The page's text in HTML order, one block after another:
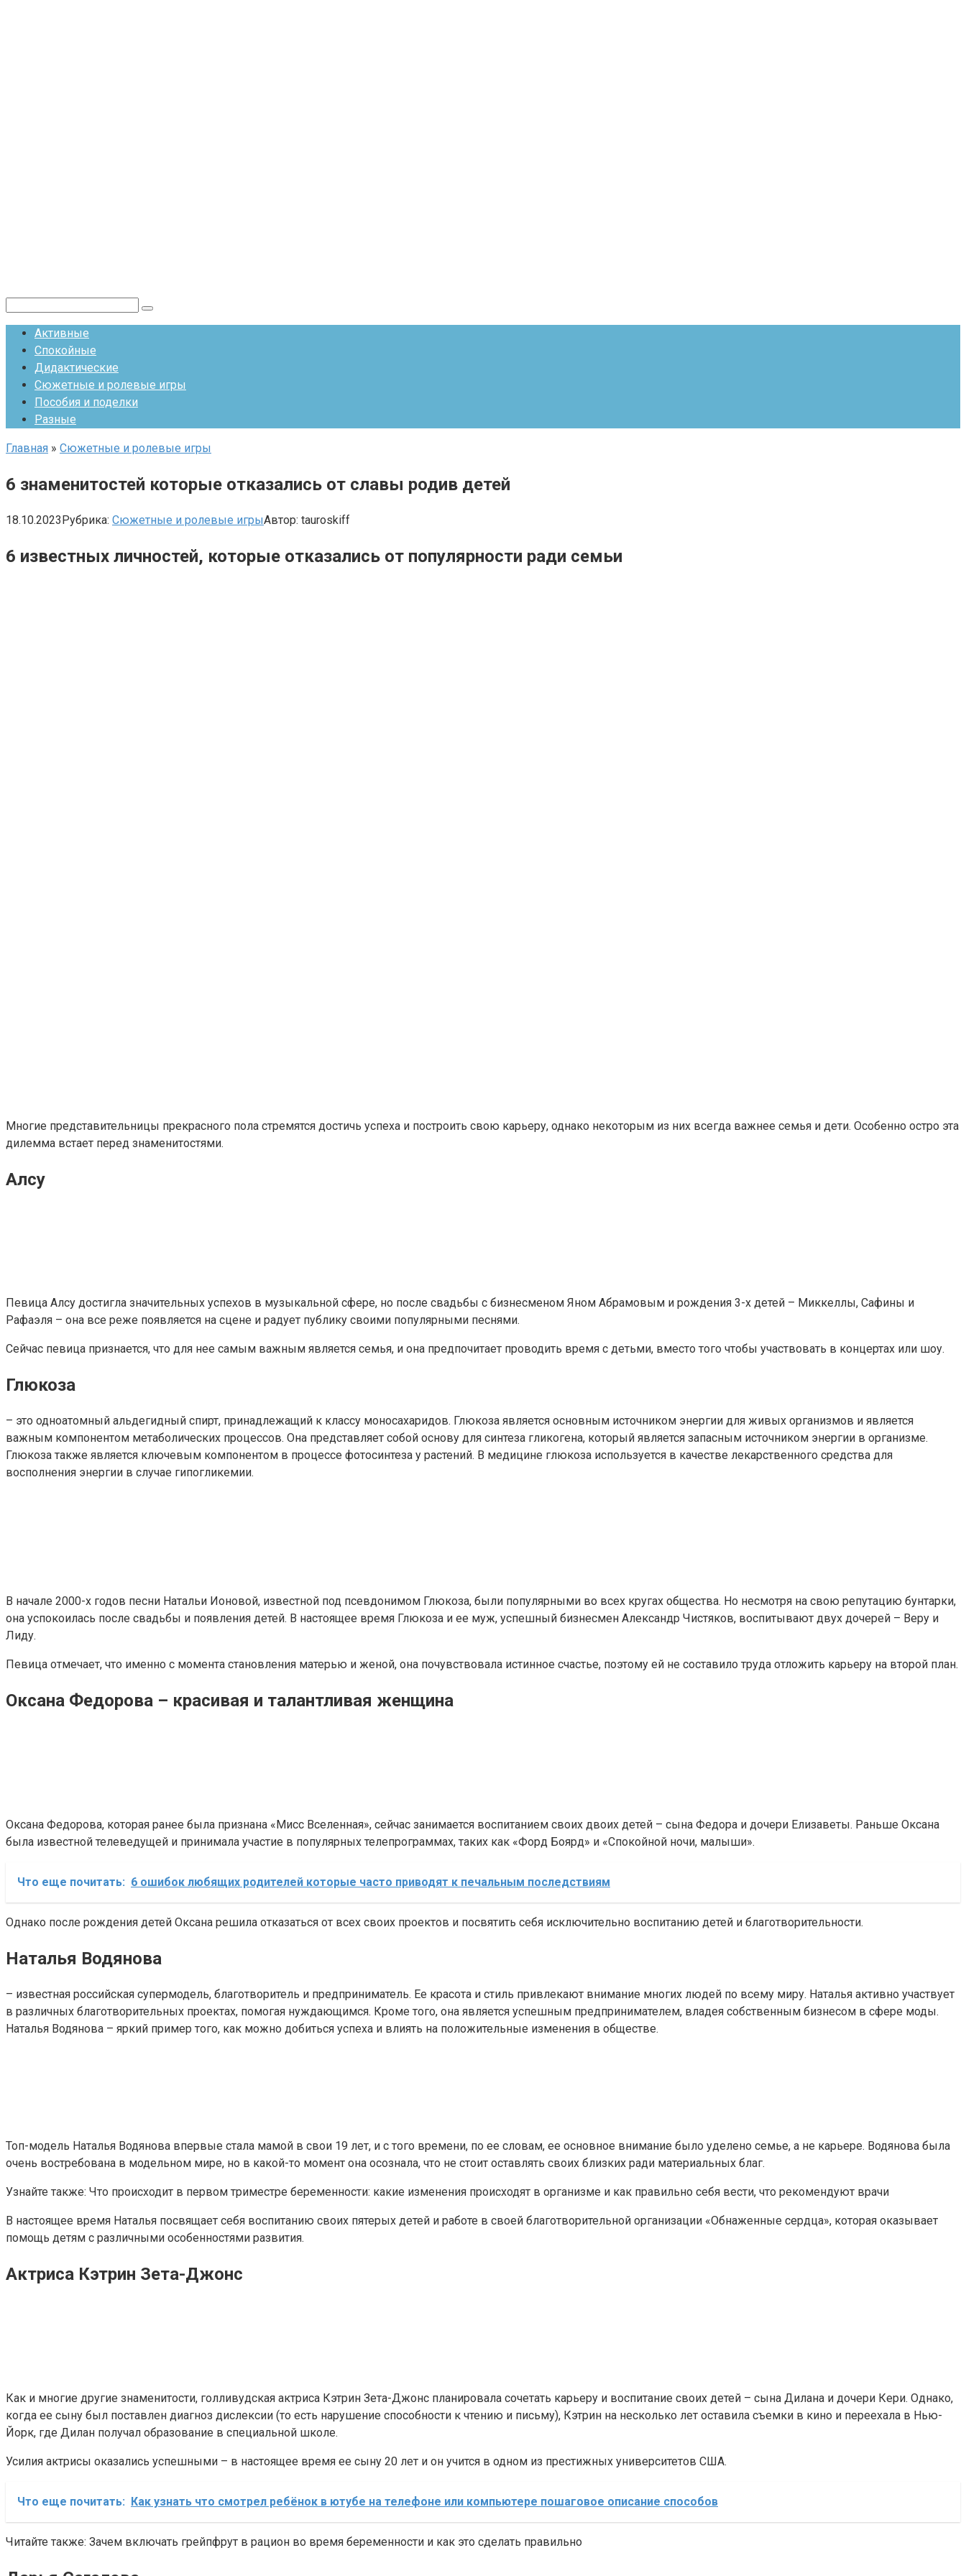
Активные
Спокойные
Дидактические
Сюжетные и ролевые игры
Пособия и поделки
Разные
Главная » Сюжетные и ролевые игры
6 знаменитостей которые отказались от славы родив детей
18.10.2023Рубрика: Сюжетные и ролевые игрыАвтор: tauroskiff
6 известных личностей, которые отказались от популярности ради семьи
Многие представительницы прекрасного пола стремятся достичь успеха и построить свою карьеру, однако некоторым из них всегда важнее семья и дети. Особенно остро эта
дилемма встает перед знаменитостями.
Алсу
Певица Алсу достигла значительных успехов в музыкальной сфере, но после свадьбы с бизнесменом Яном Абрамовым и рождения 3-х детей – Миккеллы, Сафины и
Рафаэля – она все реже появляется на сцене и радует публику своими популярными песнями.
Сейчас певица признается, что для нее самым важным является семья, и она предпочитает проводить время с детьми, вместо того чтобы участвовать в концертах или шоу.
Глюкоза
– это одноатомный альдегидный спирт, принадлежащий к классу моносахаридов. Глюкоза является основным источником энергии для живых организмов и является
важным компонентом метаболических процессов. Она представляет собой основу для синтеза гликогена, который является запасным источником энергии в организме.
Глюкоза также является ключевым компонентом в процессе фотосинтеза у растений. В медицине глюкоза используется в качестве лекарственного средства для
восполнения энергии в случае гипогликемии.
В начале 2000-х годов песни Натальи Ионовой, известной под псевдонимом Глюкоза, были популярными во всех кругах общества. Но несмотря на свою репутацию бунтарки,
она успокоилась после свадьбы и появления детей. В настоящее время Глюкоза и ее муж, успешный бизнесмен Александр Чистяков, воспитывают двух дочерей – Веру и
Лиду.
Певица отмечает, что именно с момента становления матерью и женой, она почувствовала истинное счастье, поэтому ей не составило труда отложить карьеру на второй план.
Оксана Федорова – красивая и талантливая женщина
Оксана Федорова, которая ранее была признана «Мисс Вселенная», сейчас занимается воспитанием своих двоих детей – сына Федора и дочери Елизаветы. Раньше Оксана
была известной телеведущей и принимала участие в популярных телепрограммах, таких как «Форд Боярд» и «Спокойной ночи, малыши».
Что еще почитать: 6 ошибок любящих родителей которые часто приводят к печальным последствиям
Однако после рождения детей Оксана решила отказаться от всех своих проектов и посвятить себя исключительно воспитанию детей и благотворительности.
Наталья Водянова
– известная российская супермодель, благотворитель и предприниматель. Ее красота и стиль привлекают внимание многих людей по всему миру. Наталья активно участвует
в различных благотворительных проектах, помогая нуждающимся. Кроме того, она является успешным предпринимателем, владея собственным бизнесом в сфере моды.
Наталья Водянова – яркий пример того, как можно добиться успеха и влиять на положительные изменения в обществе.
Топ-модель Наталья Водянова впервые стала мамой в свои 19 лет, и с того времени, по ее словам, ее основное внимание было уделено семье, а не карьере. Водянова была
очень востребована в модельном мире, но в какой-то момент она осознала, что не стоит оставлять своих близких ради материальных благ.
Узнайте также: Что происходит в первом триместре беременности: какие изменения происходят в организме и как правильно себя вести, что рекомендуют врачи
В настоящее время Наталья посвящает себя воспитанию своих пятерых детей и работе в своей благотворительной организации «Обнаженные сердца», которая оказывает
помощь детям с различными особенностями развития.
Актриса Кэтрин Зета-Джонс
Как и многие другие знаменитости, голливудская актриса Кэтрин Зета-Джонс планировала сочетать карьеру и воспитание своих детей – сына Дилана и дочери Кери. Однако,
когда ее сыну был поставлен диагноз дислексии (то есть нарушение способности к чтению и письму), Кэтрин на несколько лет оставила съемки в кино и переехала в Нью-
Йорк, где Дилан получал образование в специальной школе.
Усилия актрисы оказались успешными – в настоящее время ее сыну 20 лет и он учится в одном из престижных университетов США.
Что еще почитать: Как узнать что смотрел ребёнок в ютубе на телефоне или компьютере пошаговое описание способов
Читайте также: Зачем включать грейпфрут в рацион во время беременности и как это сделать правильно